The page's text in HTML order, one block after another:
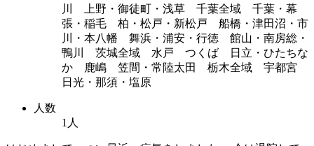
川 上野・御徒町・浅草 千葉全域 千葉・幕
張・稲毛 柏・松戸・新松戸 船橋・津田沼・市
川・本八幡 舞浜・浦安・行徳 館山・南房総・
鴨川 茨城全域 水戸 つくば 日立・ひたちな
か 鹿嶋 笠間・常陸太田 栃木全域 宇都宮
日光・那須・塩原
人数
1人